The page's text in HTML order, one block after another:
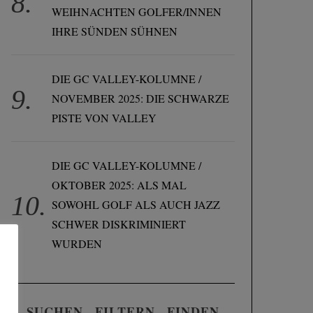
WEIHNACHTEN GOLFER/INNEN
IHRE SÜNDEN SÜHNEN
DIE GC VALLEY-KOLUMNE /
NOVEMBER 2025: DIE SCHWARZE
PISTE VON VALLEY
DIE GC VALLEY-KOLUMNE /
OKTOBER 2025: ALS MAL
SOWOHL GOLF ALS AUCH JAZZ
SCHWER DISKRIMINIERT
WURDEN